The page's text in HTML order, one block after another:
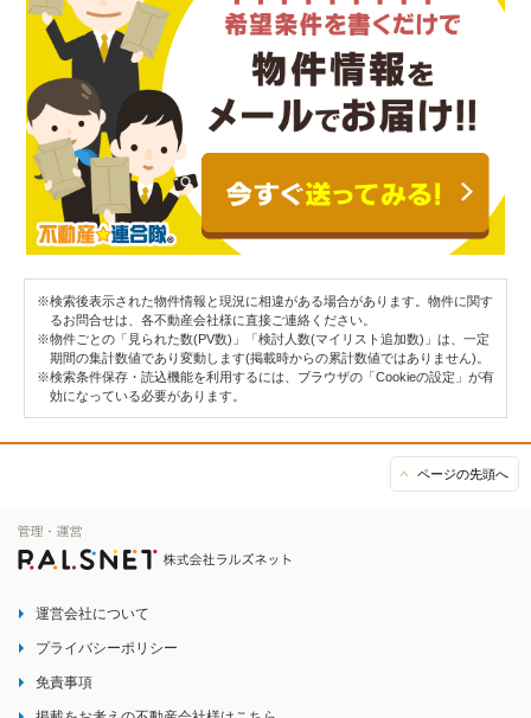
※検索後表示された物件情報と現況に相違がある場合があります。物件に関す
るお問合せは、各不動産会社様に直接ご連絡ください。
※物件ごとの「見られた数(PV数)」「検討人数(マイリスト追加数)」は、一定
期間の集計数値であり変動します(掲載時からの累計数値ではありません)。
※検索条件保存・読込機能を利用するには、ブラウザの「Cookieの設定」が有
効になっている必要があります。
ページの先頭へ
運営会社について
プライバシーポリシー
免責事項